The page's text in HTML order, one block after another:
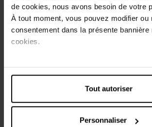
de cookies, nous avons besoin de votre
À tout moment, vous pouvez modifier ou
consentement dans la présente bannière
cookies.
Tout autoriser
Personnaliser
Creme Supreme 4-0
Coloration permanente
Creme
13,99 €